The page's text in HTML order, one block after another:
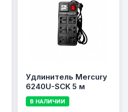
Удлинитель Mercury
6240U-SCK 5 м
В НАЛИЧИИ